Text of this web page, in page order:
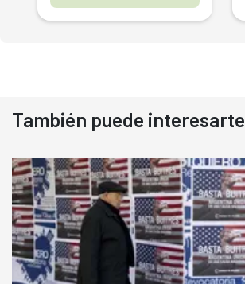
También puede interesarte